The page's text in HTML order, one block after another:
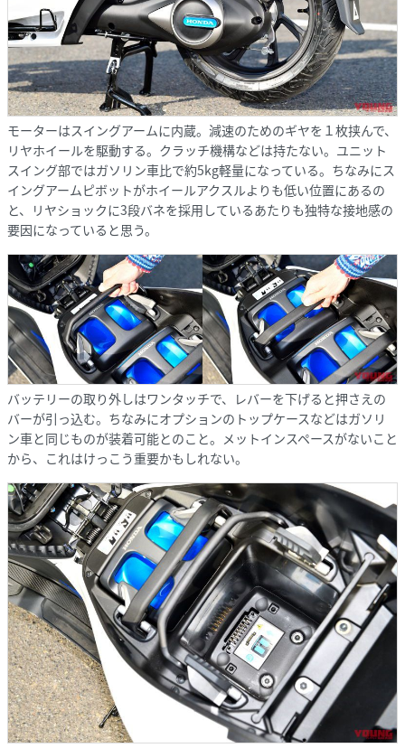
モーターはスイングアームに内蔵。減速のためのギヤを１枚挟んで、
リヤホイールを駆動する。クラッチ機構などは持たない。ユニット
スイング部ではガソリン車比で約5kg軽量になっている。ちなみにス
イングアームピボットがホイールアクスルよりも低い位置にあるの
と、リヤショックに3段バネを採用しているあたりも独特な接地感の
要因になっていると思う。
バッテリーの取り外しはワンタッチで、レバーを下げると押さえの
バーが引っ込む。ちなみにオプションのトップケースなどはガソリ
ン車と同じものが装着可能とのこと。メットインスペースがないこと
から、これはけっこう重要かもしれない。